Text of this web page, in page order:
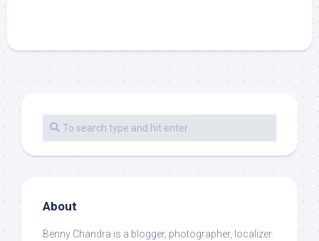
About
Benny Chandra is a blogger, photographer, localizer.